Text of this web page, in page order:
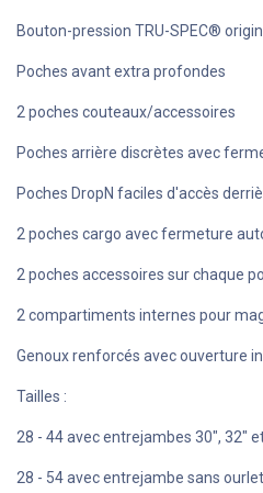
Bouton-pression TRU-SPEC®
Poches avant extra profondes
2 poches couteaux/accessoires
Poches arrière discrètes avec
Poches DropN faciles d'accès
2 poches cargo avec fermeture
2 poches accessoires sur chaque
2 compartiments internes pour
Genoux renforcés avec ouverture
Tailles :
28 - 44 avec entrejambes 30", 32"
28 - 54 avec entrejambe sans